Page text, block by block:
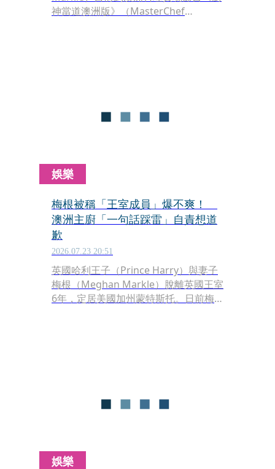
神當道澳洲版》（MasterChef
娛樂
梅根被稱「王室成員」爆不爽！
澳洲主廚「一句話踩雷」自責想道
歉
2026.07.23 20:51
英國哈利王子（Prince Harry）與妻子
梅根（Meghan Markle）脫離英國王室
6年，定居美國加州蒙特斯托。日前梅
娛樂